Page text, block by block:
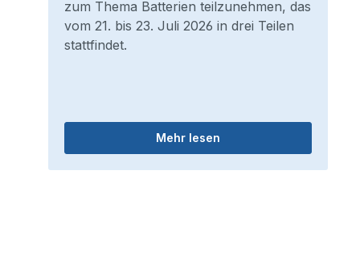
zum Thema Batterien teilzunehmen, das
vom 21. bis 23. Juli 2026 in drei Teilen
stattfindet.
Mehr lesen